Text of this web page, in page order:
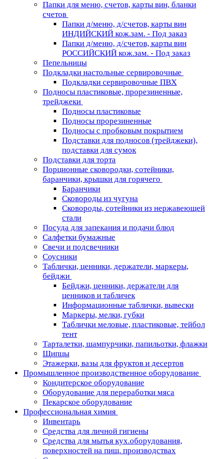
Папки для меню, счетов, карты вин, бланки
счетов
Папки д/меню, д/счетов, карты вин
ИНДИЙСКИЙ кож.зам. - Под заказ
Папки д/меню, д/счетов, карты вин
РОССИЙСКИЙ кож.зам. - Под заказ
Пепельницы
Подкладки настольные сервировочные
Подкладки сервировочные ПВХ
Подносы пластиковые, прорезиненные,
трейджеки
Подносы пластиковые
Подносы прорезиненные
Подносы с пробковым покрытием
Подставки для подносов (трейджеки),
подставки для сумок
Подставки для торта
Порционные сковородки, сотейники,
баранчики, крышки для горячего
Баранчики
Сковороды из чугуна
Сковороды, сотейники из нержавеющей
стали
Посуда для запекания и подачи блюд
Салфетки бумажные
Свечи и подсвечники
Соусники
Таблички, ценники, держатели, маркеры,
бейджи
Бейджи, ценники, держатели для
ценников и табличек
Информационные таблички, вывески
Маркеры, мелки, губки
Таблички меловые, пластиковые, тейбол
тент
Тарталетки, шампурчики, папильотки, флажки
Щипцы
Этажерки, вазы для фруктов и десертов
Промышленное производственное оборудование
Кондитерское оборудование
Оборудование для переработки мяса
Пекарское оборудование
Профессиональная химия
Инвентарь
Средства для личной гигиены
Средства для мытья кух.оборудования,
поверхностей на пищ. производствах